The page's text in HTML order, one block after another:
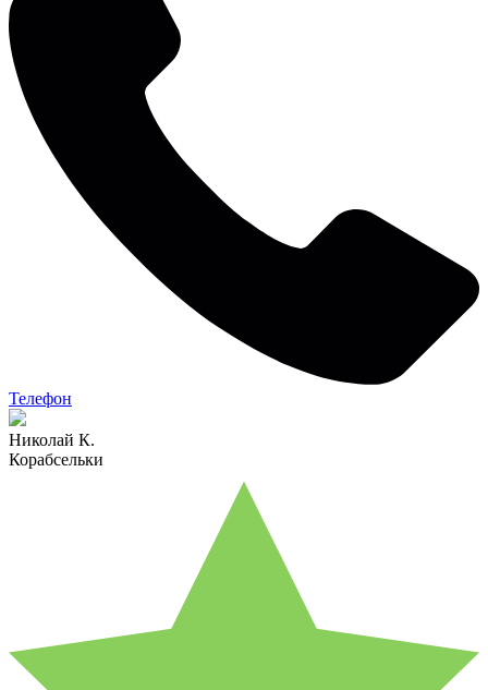
Телефон
Николай К.
Корабсельки